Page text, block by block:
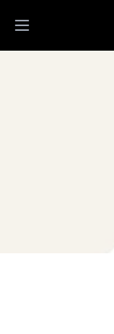
Open main menu